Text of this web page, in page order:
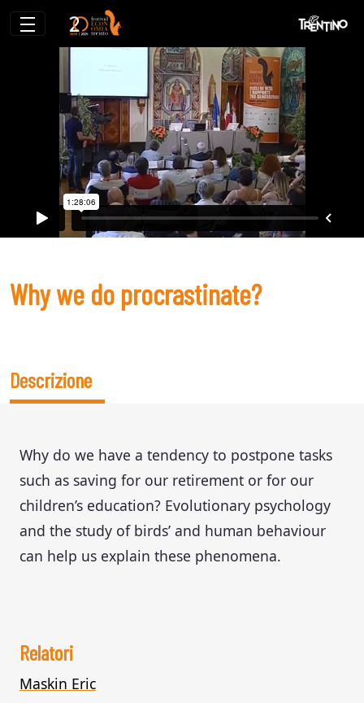
Why we do procrastinate?
Why we do procrastinate?
Descrizione
Why do we have a tendency to postpone tasks
such as saving for our retirement or for our
children’s education? Evolutionary psychology
and the study of birds’ and human behaviour
can help us explain these phenomena.
Relatori
Maskin Eric